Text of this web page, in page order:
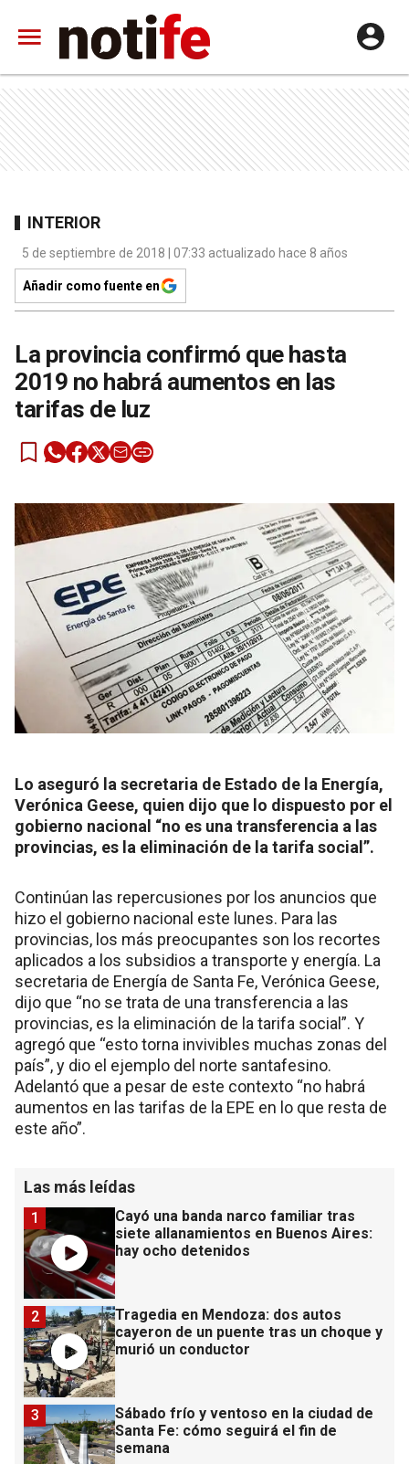
INTERIOR
5 de septiembre de 2018 | 07:33 actualizado hace 8 años
Añadir como fuente en
La provincia confirmó que hasta
2019 no habrá aumentos en las
tarifas de luz
Lo aseguró la secretaria de Estado de la Energía,
Verónica Geese, quien dijo que lo dispuesto por el
gobierno nacional “no es una transferencia a las
provincias, es la eliminación de la tarifa social”.
Continúan las repercusiones por los anuncios que
hizo el gobierno nacional este lunes. Para las
provincias, los más preocupantes son los recortes
aplicados a los subsidios a transporte y energía. La
secretaria de Energía de Santa Fe, Verónica Geese,
dijo que “no se trata de una transferencia a las
provincias, es la eliminación de la tarifa social”. Y
agregó que “esto torna invivibles muchas zonas del
país”, y dio el ejemplo del norte santafesino.
Adelantó que a pesar de este contexto “no habrá
aumentos en las tarifas de la EPE en lo que resta de
este año”.
Las más leídas
Cayó una banda narco familiar tras
siete allanamientos en Buenos Aires:
hay ocho detenidos
1
Tragedia en Mendoza: dos autos
cayeron de un puente tras un choque y
murió un conductor
2
Sábado frío y ventoso en la ciudad de
Santa Fe: cómo seguirá el fin de
semana
3